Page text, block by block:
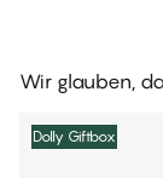
Wir glauben,
Dolly Giftbox